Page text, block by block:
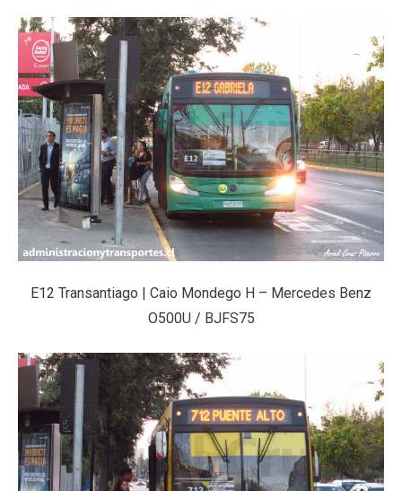
E12 Transantiago | Caio Mondego H – Mercedes Benz
O500U / BJFS75